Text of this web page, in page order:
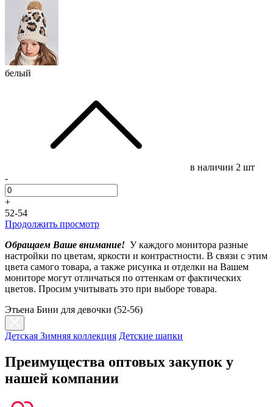
белый
в наличии 2 шт
-
+
52-54
Продолжить просмотр
Обращаем Ваше внимание! У каждого монитора разные
настройки по цветам, яркости и контрастности. В связи с этим
цвета самого товара, а также рисунка и отделки на Вашем
мониторе могут отличаться по оттенкам от фактических
цветов. Просим учитывать это при выборе товара.
Этьена Бини для девочки (52-56)
Детская Зимняя коллекция Детские шапки
Преимущества оптовых закупок у
нашей компании